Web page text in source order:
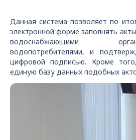
Данная система позволяет по
электронной форме заполнять
водоснабжающими
водопотребителями, и
цифровой подписью. Кроме
единую базу данных подобных